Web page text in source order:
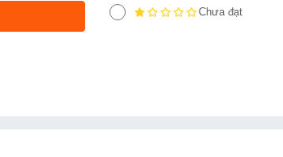
Chưa đạt